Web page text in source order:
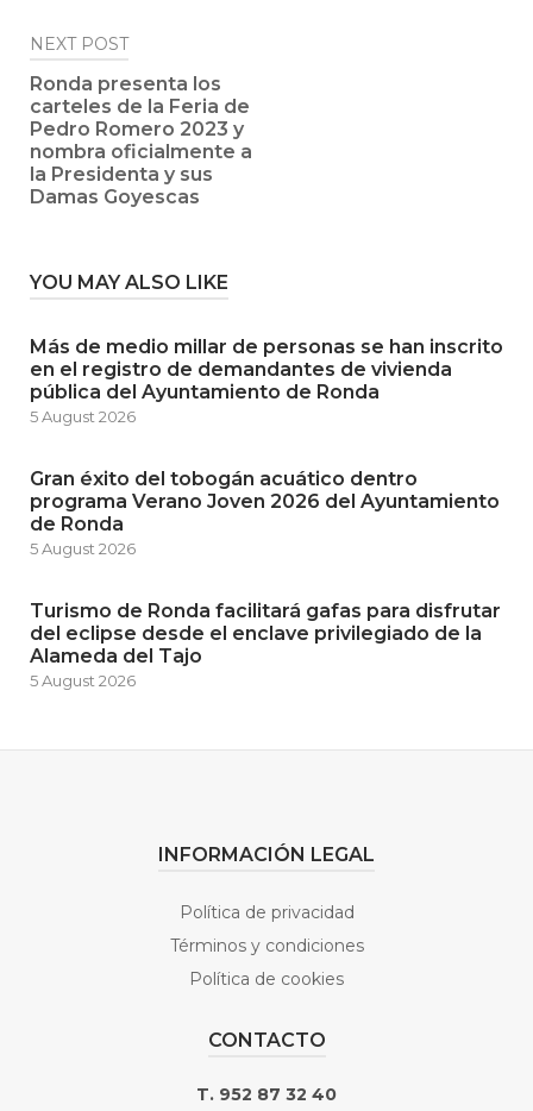
NEXT POST
Ronda presenta los
carteles de la Feria de
Pedro Romero 2023 y
nombra oficialmente a
la Presidenta y sus
Damas Goyescas
YOU MAY ALSO LIKE
Más de medio millar de personas se han inscrito
en el registro de demandantes de vivienda
pública del Ayuntamiento de Ronda
5 August 2026
Gran éxito del tobogán acuático dentro
programa Verano Joven 2026 del Ayuntamiento
de Ronda
5 August 2026
Turismo de Ronda facilitará gafas para disfrutar
del eclipse desde el enclave privilegiado de la
Alameda del Tajo
5 August 2026
INFORMACIÓN LEGAL
Política de privacidad
Términos y condiciones
Política de cookies
CONTACTO
T. 952 87 32 40